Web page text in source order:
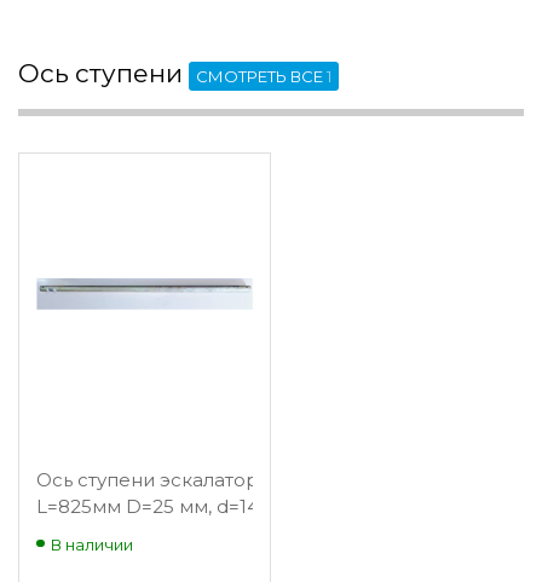
Ось ступени СМОТРЕТЬ ВСЕ1
Ось ступени эскалатора
L=825мм D=25 мм, d=14,67 мм
В наличии